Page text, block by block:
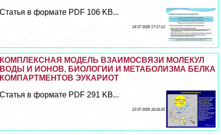
Статья в формате PDF 106 KB...
24 07 2026 17:17:13
КОМПЛЕКСНАЯ МОДЕЛЬ ВЗАИМОСВЯЗИ МОЛЕКУЛ
ВОДЫ И ИОНОВ, БИОЛОГИИ И МЕТАБОЛИЗМА БЕЛКА
КОМПАРТМЕНТОВ ЭУКАРИОТ
Статья в формате PDF 291 KB...
23 07 2026 18:16:20